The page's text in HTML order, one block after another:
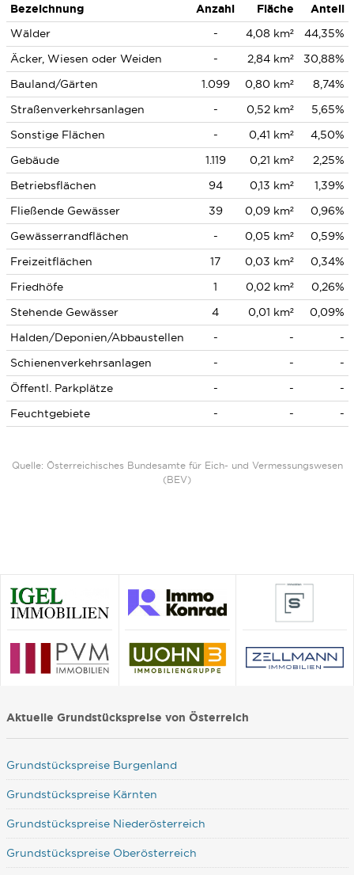
Bezeichnung Anzahl Fläche
Anteil
Wälder
- 4,08 km²
44,35%
Äcker, Wiesen oder Weiden
- 2,84 km²
30,88%
Bauland/Gärten
1.099 0,80 km²
8,74%
Straßenverkehrsanlagen
- 0,52 km²
5,65%
Sonstige Flächen
- 0,41 km²
4,50%
Gebäude
1.119 0,21 km²
2,25%
Betriebsflächen
94 0,13 km²
1,39%
Fließende Gewässer
39 0,09 km²
0,96%
Gewässerrandflächen
- 0,05 km²
0,59%
Freizeitflächen
17 0,03 km²
0,34%
Friedhöfe
1 0,02 km²
0,26%
Stehende Gewässer
4 0,01 km²
0,09%
Halden/Deponien/Abbaustellen
- -
-
Schienenverkehrsanlagen
- -
-
Öffentl. Parkplätze
- -
-
Feuchtgebiete
- - -
Quelle: Österreichisches Bundesamte für Eich- und Vermessungswesen
(BEV)
Aktuelle Grundstückspreise von Österreich
Grundstückspreise Burgenland
Grundstückspreise Kärnten
Grundstückspreise Niederösterreich
Grundstückspreise Oberösterreich